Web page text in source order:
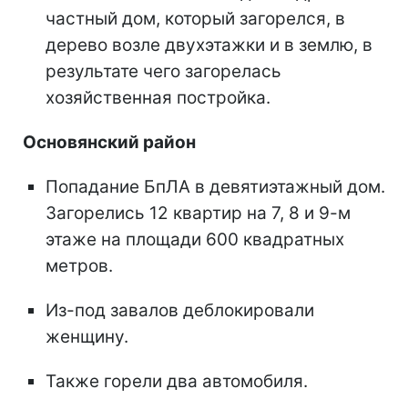
частный дом, который загорелся, в
дерево возле двухэтажки и в землю, в
результате чего загорелась
хозяйственная постройка.
Основянский район
Попадание БпЛА в девятиэтажный дом.
Загорелись 12 квартир на 7, 8 и 9-м
этаже на площади 600 квадратных
метров.
Из-под завалов деблокировали
женщину.
Также горели два автомобиля.